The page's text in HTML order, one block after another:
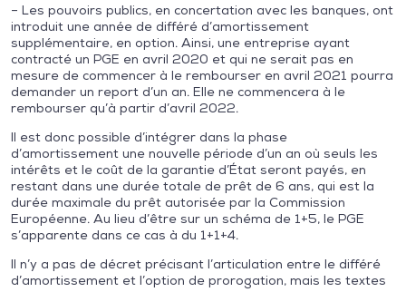
– Les pouvoirs publics, en concertation avec les banques, ont
introduit une année de différé d’amortissement
supplémentaire, en option. Ainsi, une entreprise ayant
contracté un PGE en avril 2020 et qui ne serait pas en
mesure de commencer à le rembourser en avril 2021 pourra
demander un report d’un an. Elle ne commencera à le
rembourser qu’à partir d’avril 2022.
Il est donc possible d’intégrer dans la phase
d’amortissement une nouvelle période d’un an où seuls les
intérêts et le coût de la garantie d’État seront payés, en
restant dans une durée totale de prêt de 6 ans, qui est la
durée maximale du prêt autorisée par la Commission
Européenne. Au lieu d’être sur un schéma de 1+5, le PGE
s’apparente dans ce cas à du 1+1+4.
Il n’y a pas de décret précisant l’articulation entre le différé
d’amortissement et l’option de prorogation, mais les textes